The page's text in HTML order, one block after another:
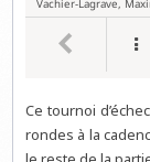
Ce tournoi
rondes à la